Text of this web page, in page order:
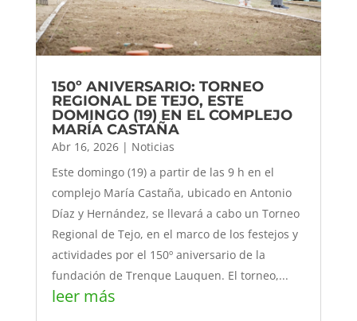
150º ANIVERSARIO: TORNEO
REGIONAL DE TEJO, ESTE
DOMINGO (19) EN EL COMPLEJO
MARÍA CASTAÑA
Abr 16, 2026| Noticias
Este domingo (19) a partir de las 9 h en el
complejo María Castaña, ubicado en Antonio
Díaz y Hernández, se llevará a cabo un Torneo
Regional de Tejo, en el marco de los festejos y
actividades por el 150º aniversario de la
fundación de Trenque Lauquen. El torneo,...
leer más